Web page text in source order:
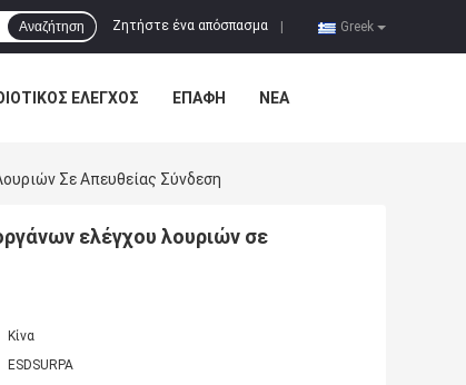
Greek
Ζητήστε ένα απόσπασμα
Αναζήτηση
ΈΛΕΓΧΟΣ ΕΠΑΦΉ ΝΈΑ
Σε Απευθείας Σύνδεση
ελέγχου λουριών σε
Κίνα
ESDSURPA